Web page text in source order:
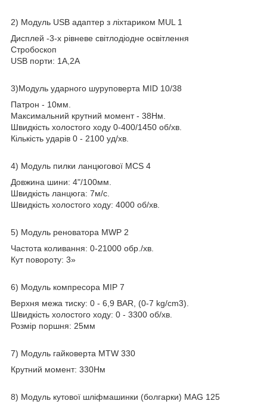
2) Модуль USB адаптер з ліхтариком MUL 1
Дисплей -3-х рівневе світлодіодне освітлення
Стробоскоп
USB порти: 1А,2А
3)Модуль ударного шуруповерта MID 10/38
Патрон - 10мм.
Максимальний крутний момент - 38Нм.
Швидкість холостого ходу 0-400/1450 об/хв.
Кількість ударів 0 - 2100 уд/хв.
4) Модуль пилки ланцюгової MCS 4
Довжина шини: 4"/100мм.
Швидкість ланцюга: 7м/с.
Швидкість холостого ходу: 4000 об/хв.
5) Модуль реноватора MWP 2
Частота коливання: 0-21000 обр./хв.
Кут повороту: 3»
6) Модуль компресора MIP 7
Верхня межа тиску: 0 - 6,9 BAR, (0-7 kg/cm3).
Швидкість холостого ходу: 0 - 3300 об/хв.
Розмір поршня: 25мм
7) Модуль гайковерта MTW 330
Крутний момент: 330Нм
8) Модуль кутової шліфмашинки (болгарки) MAG 125